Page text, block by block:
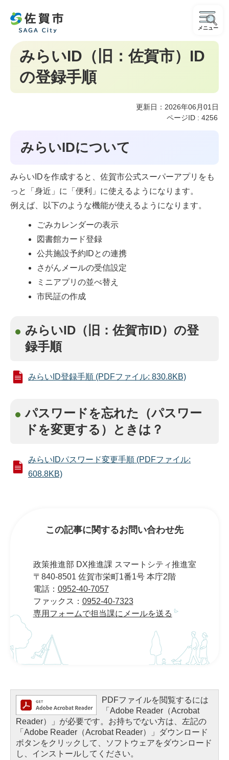
メニュー
みらいID（旧：佐賀市）ID
の登録手順
更新日：2026年06月01日
ページID : 4256
みらいIDについて
みらいIDを作成すると、佐賀市公式スーパーアプリをも
っと「身近」に「便利」に使えるようになります。
例えば、以下のような機能が使えるようになります。
ごみカレンダーの表示
図書館カード登録
公共施設予約IDとの連携
さがんメールの受信設定
ミニアプリの並べ替え
市民証の作成
みらいID（旧：佐賀市ID）の登
録手順
みらいID登録手順 (PDFファイル: 830.8KB)
パスワードを忘れた（パスワー
ドを変更する）ときは？
みらいIDパスワード変更手順 (PDFファイル:
608.8KB)
この記事に関するお問い合わせ先
政策推進部 DX推進課 スマートシティ推進室
〒840-8501 佐賀市栄町1番1号 本庁2階
電話： 0952-40-7057
ファックス： 0952-40-7323
専用フォームで担当課にメールを送る
PDFファイルを閲覧するには
「Adobe Reader（Acrobat
Reader）」が必要です。お持ちでない方は、左記の
「Adobe Reader（Acrobat Reader）」ダウンロード
ボタンをクリックして、ソフトウェアをダウンロード
し、インストールしてください。